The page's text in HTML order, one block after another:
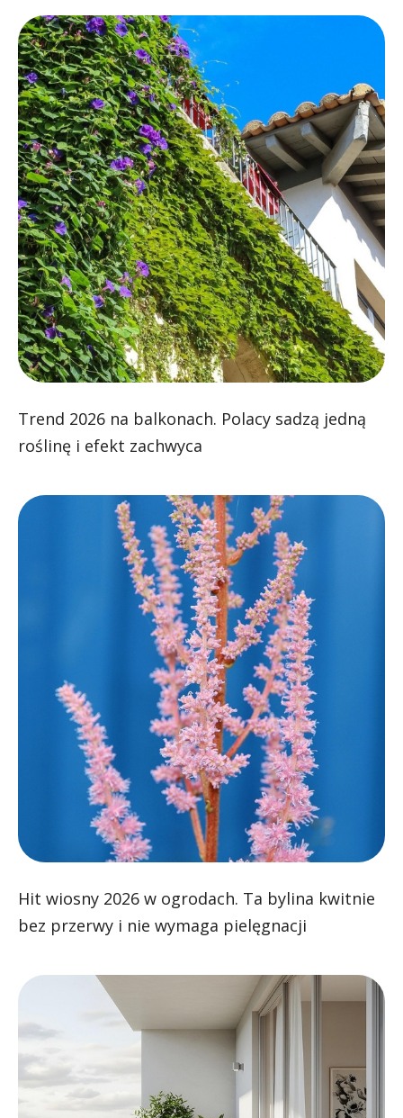
Trend 2026 na balkonach. Polacy sadzą jedną
roślinę i efekt zachwyca
Hit wiosny 2026 w ogrodach. Ta bylina kwitnie
bez przerwy i nie wymaga pielęgnacji